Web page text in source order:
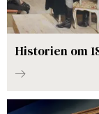
Historien om